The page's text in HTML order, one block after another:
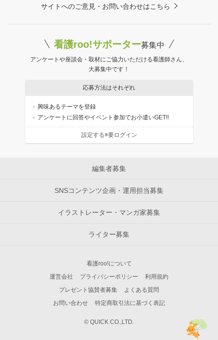
サイトへのご意見・お問い合わせはこちら
看護roo!サポーター募集中
アンケートや座談会・取材にご協力いただける看護師さん、
大募集中です！
応募方法はそれぞれ
興味あるテーマを登録
アンケートに回答やイベント参加でお小遣いGET!!
設定する※要ログイン
編集者募集
SNSコンテンツ企画・運用担当募集
イラストレーター・マンガ家募集
ライター募集
看護roo!について
運営会社
プライバシーポリシー
利用規約
プレゼント協賛者募集
よくある質問
お問い合わせ
特定商取引法に基づく表記
© QUICK CO.,LTD.